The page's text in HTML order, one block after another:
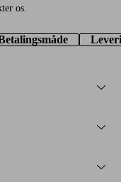
os.